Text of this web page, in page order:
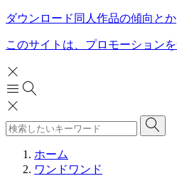
ダウンロード同人作品の傾向とか
このサイトは、プロモーション
ホーム
ワンドワンド